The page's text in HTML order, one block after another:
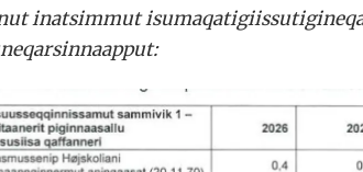
inatsimmut